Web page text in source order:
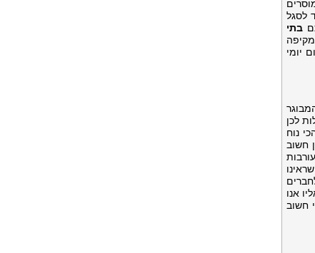
לסגל
בתי
יומי
לכן
נוח
חשוב
אנו
חשוב